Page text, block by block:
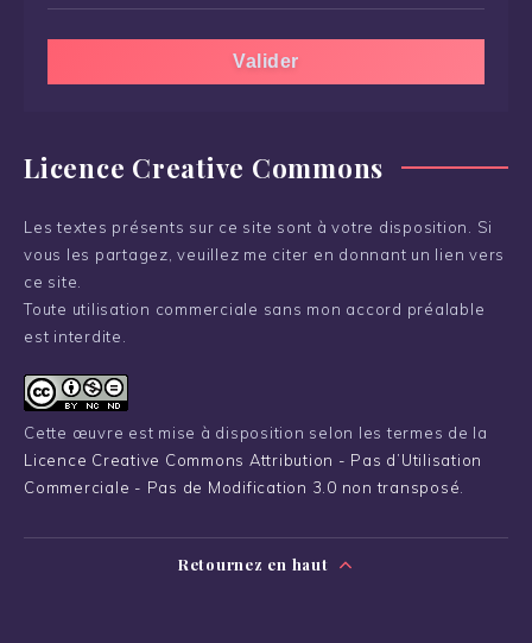
Licence Creative Commons
Les textes présents sur ce site sont à votre disposition. Si
vous les partagez, veuillez me citer en donnant un lien vers
ce site.
Toute utilisation commerciale sans mon accord préalable
est interdite.
Cette œuvre est mise à disposition selon les termes de la
Licence Creative Commons Attribution - Pas d’Utilisation
Commerciale - Pas de Modification 3.0 non transposé
Retournez en haut